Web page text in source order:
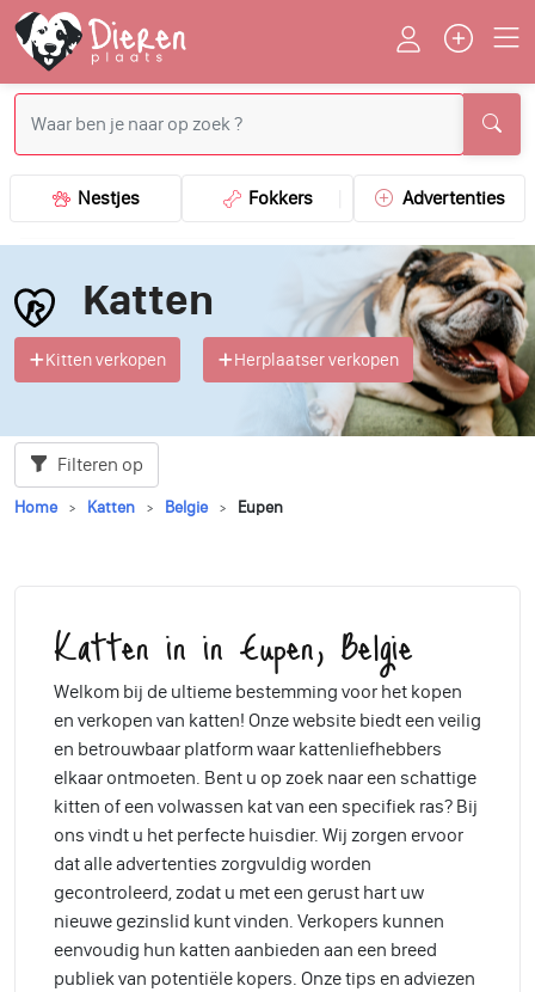
Nestjes Fokkers Advertenties
Katten
Kitten verkopen Herplaatser verkopen
Filteren op
Home Katten Belgie Eupen
Katten in in Eupen, Belgie
Welkom bij de ultieme bestemming voor het kopen
en verkopen van katten! Onze website biedt een veilig
en betrouwbaar platform waar kattenliefhebbers
elkaar ontmoeten. Bent u op zoek naar een schattige
kitten of een volwassen kat van een specifiek ras? Bij
ons vindt u het perfecte huisdier. Wij zorgen ervoor
dat alle advertenties zorgvuldig worden
gecontroleerd, zodat u met een gerust hart uw
nieuwe gezinslid kunt vinden. Verkopers kunnen
eenvoudig hun katten aanbieden aan een breed
publiek van potentiële kopers. Onze tips en adviezen